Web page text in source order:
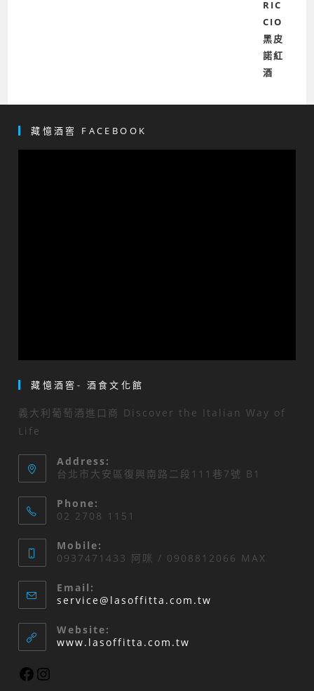
藏憶酒窖 FACEBOOK
藏憶酒窖- 酒食文化館
義大利葡萄酒進口商 Discover the Italian Way of
Life
Address:
台北市大安區復興南路二段111巷7號 B1
Phone:
02 2708 1151
Mobile:
0937471433 阿咪 / 0908812066 MAX
Email:
service@lasoffitta.com.tw
Website:
www.lasoffitta.com.tw
Facebook